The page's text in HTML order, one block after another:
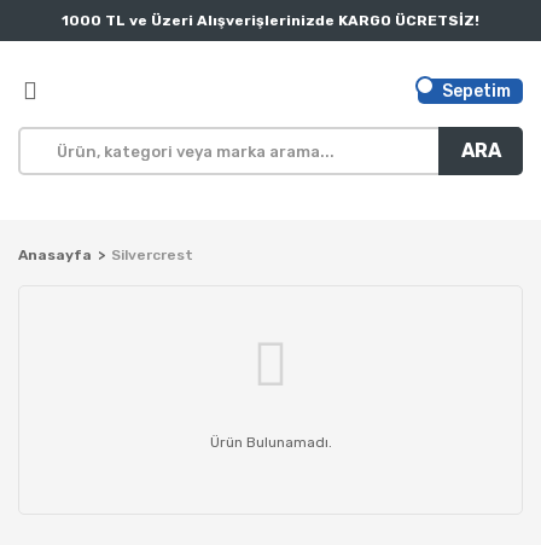
1000 TL ve Üzeri Alışverişlerinizde KARGO ÜCRETSİZ!
ARA
Sepetim
Anasayfa Silvercrest
Ürün Bulunamadı.